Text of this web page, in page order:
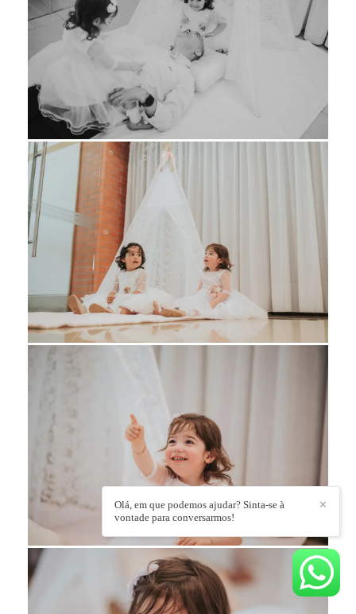
✕
Olá, em que podemos ajudar? Sinta-se à
vontade para conversarmos!